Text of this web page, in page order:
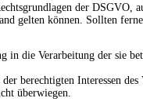
der DSGVO,
gelten können. Sollten
die Verarbeitung der sie
berechtigten Interessen
überwiegen.